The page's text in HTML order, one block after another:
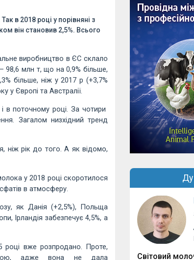
Світовий
в 2018 році у порівняні з
він становив 2,5%. Всього
виробництво в ЄС склало
98,6 млн т, що на 0,9% більше,
більше, ніж у 2017 р (+3,7%
у Європі та Австралії.
в поточному році. За чотири
Загалом низхідний тренд
ніж рік до того. А як відомо,
у 2018 році скоротилося
в атмосферу.
як Данія (+2,5%), Польща
Ірландія забезпечує 4,5%, а
році вже розпродано. Проте,
адже вона не дала